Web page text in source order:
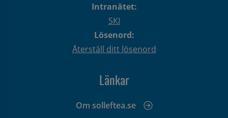
Intranätet:
SKI
Lösenord:
Återställ ditt lösenord
Länkar
Om solleftea.se